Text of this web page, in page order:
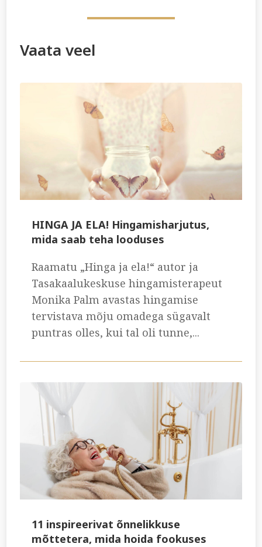
Vaata veel
HINGA JA ELA! Hingamisharjutus,
mida saab teha looduses
Raamatu „Hinga ja ela!“ autor ja
Tasakaalukeskuse hingamisterapeut
Monika Palm avastas hingamise
tervistava mõju omadega sügavalt
puntras olles, kui tal oli tunne,...
11 inspireerivat õnnelikkuse
mõttetera, mida hoida fookuses